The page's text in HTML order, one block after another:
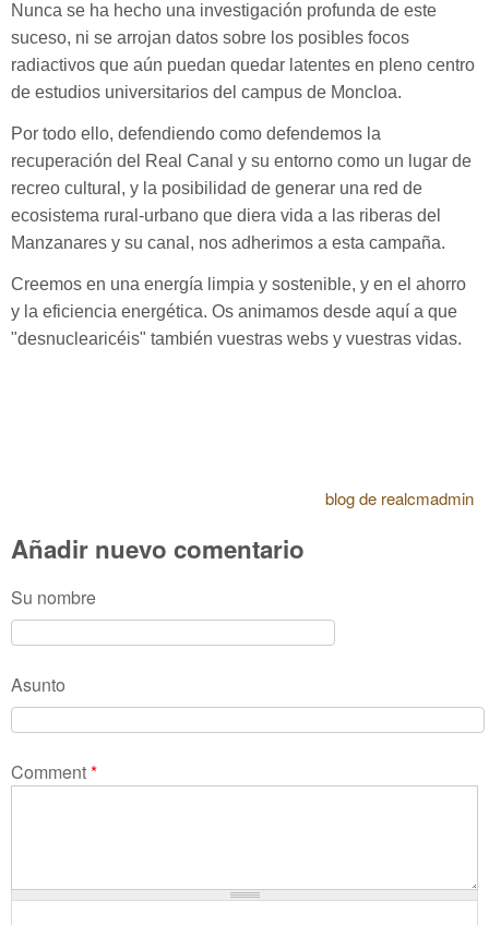
Nunca se ha hecho una investigación profunda de este
suceso, ni se arrojan datos sobre los posibles focos
radiactivos que aún puedan quedar latentes en pleno centro
de estudios universitarios del campus de Moncloa.
Por todo ello, defendiendo como defendemos la
recuperación del Real Canal y su entorno como un lugar de
recreo cultural, y la posibilidad de generar una red de
ecosistema rural-urbano que diera vida a las riberas del
Manzanares y su canal, nos adherimos a esta campaña.
Creemos en una energía limpia y sostenible, y en el ahorro
y la eficiencia energética. Os animamos desde aquí a que
"desnuclearicéis" también vuestras webs y vuestras vidas.
blog de realcmadmin
Añadir nuevo comentario
Su nombre
Asunto
Comment*